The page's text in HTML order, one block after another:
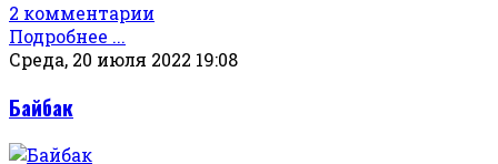
2 комментарии
Подробнее ...
Среда, 20 июля 2022 19:08
Байбак